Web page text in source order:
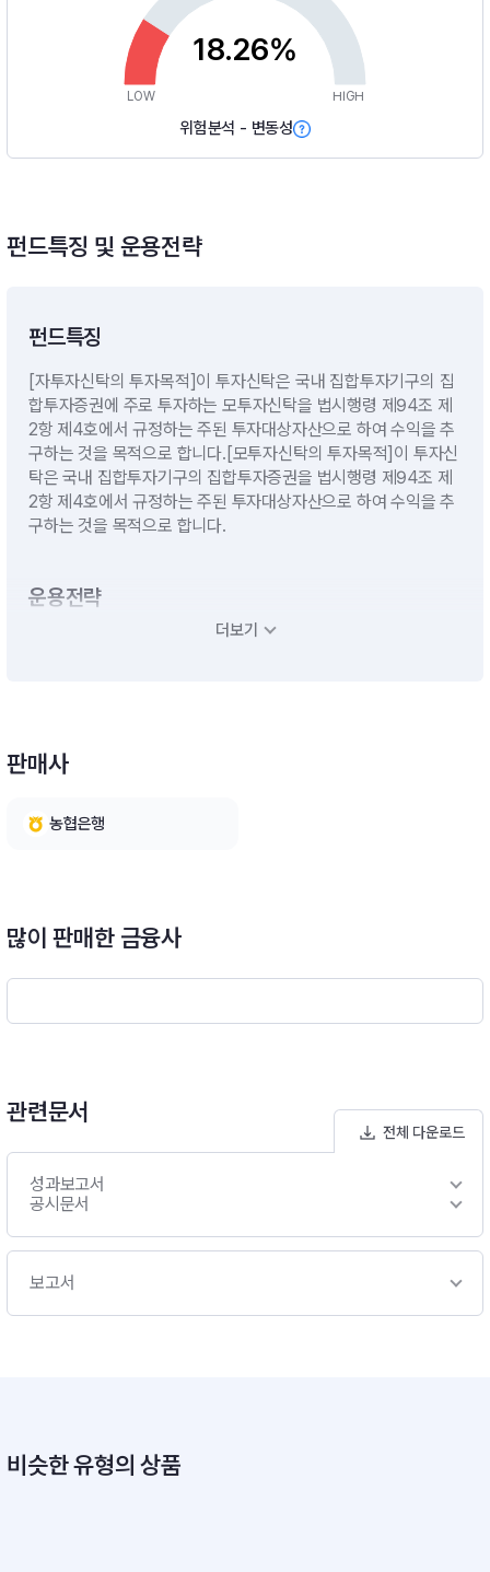
18.26%
LOW HIGH
위험분석 - 변동성
펀드특징 및 운용전략
펀드특징
[자투자신탁의 투자목적]이 투자신탁은 국내 집합투자기구의 집
합투자증권에 주로 투자하는 모투자신탁을 법시행령 제94조 제
2항 제4호에서 규정하는 주된 투자대상자산으로 하여 수익을 추
구하는 것을 목적으로 합니다.[모투자신탁의 투자목적]이 투자신
탁은 국내 집합투자기구의 집합투자증권을 법시행령 제94조 제
2항 제4호에서 규정하는 주된 투자대상자산으로 하여 수익을 추
구하는 것을 목적으로 합니다.
운용전략
[자투자신탁의 투자전략]- 이 투자신탁은 모투자신탁의 수익증
는 자산배분전략을 활용합니다.[모투자신탁의 투자전략]- 이 투
전략이 상이한 복수의 국내 집합투자기구의 집합투자증권에 투자
하고, 주기적으로 투자대상자산의 비중을 조절하는 자산배분전략
더보기
판매사
농협은행
많이 판매한 금융사
관련문서
전체 다운로드
성과보고서
공시문서
보고서
비슷한 유형의 상품